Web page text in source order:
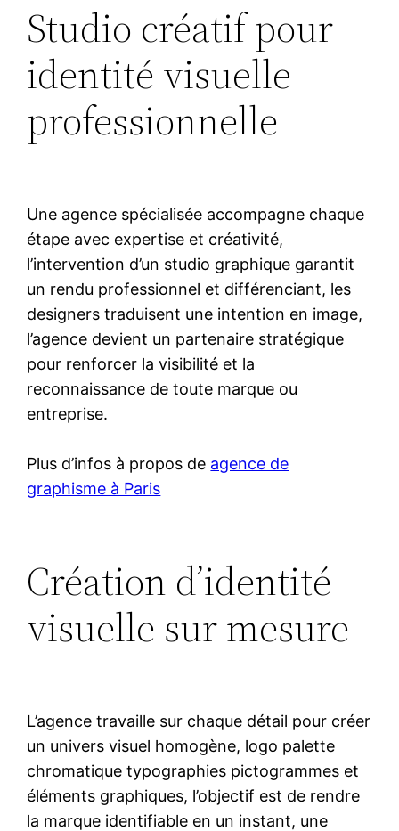
Studio créatif pour
identité visuelle
professionnelle
Une agence spécialisée accompagne chaque
étape avec expertise et créativité,
l’intervention d’un studio graphique garantit
un rendu professionnel et différenciant, les
designers traduisent une intention en image,
l’agence devient un partenaire stratégique
pour renforcer la visibilité et la
reconnaissance de toute marque ou
entreprise.
Plus d’infos à propos de agence de
graphisme à Paris
Création d’identité
visuelle sur mesure
L’agence travaille sur chaque détail pour créer
un univers visuel homogène, logo palette
chromatique typographies pictogrammes et
éléments graphiques, l’objectif est de rendre
la marque identifiable en un instant, une